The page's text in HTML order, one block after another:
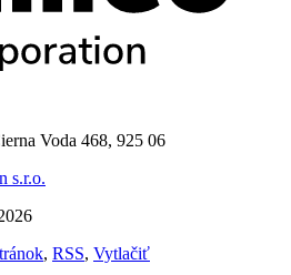
Voda 468, 925 06
s.r.o.
, RSS, Vytlačiť